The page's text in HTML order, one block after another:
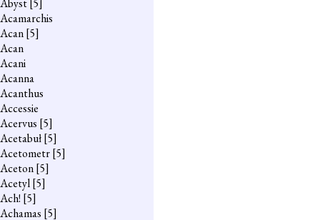
Abyst[5]
Acamarchis
Acan[5]
Acan
Acani
Acanna
Acanthus
Accessie
Acervus [5]
Acetabuł[5]
Acetometr[5]
Aceton[5]
Acetyl[5]
Ach! [5]
Achamas [5]